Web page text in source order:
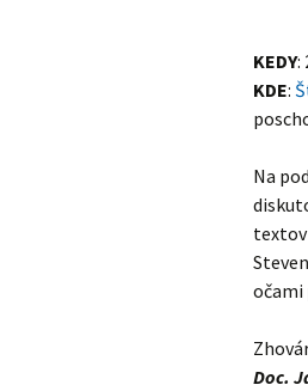
KEDY:
KDE:
Na
textov
Doc.